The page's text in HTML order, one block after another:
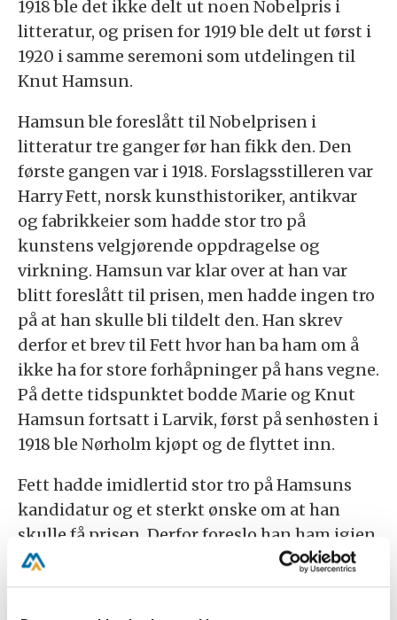
1918 ble det ikke delt ut noen Nobelpris i
litteratur, og prisen for 1919 ble delt ut først i
1920 i samme seremoni som utdelingen til
Knut Hamsun.
Hamsun ble foreslått til Nobelprisen i
litteratur tre ganger før han fikk den. Den
første gangen var i 1918. Forslagsstilleren var
Harry Fett, norsk kunsthistoriker, antikvar
og fabrikkeier som hadde stor tro på
kunstens velgjørende oppdragelse og
virkning. Hamsun var klar over at han var
blitt foreslått til prisen, men hadde ingen tro
på at han skulle bli tildelt den. Han skrev
derfor et brev til Fett hvor han ba ham om å
ikke ha for store forhåpninger på hans vegne.
På dette tidspunktet bodde Marie og Knut
Hamsun fortsatt i Larvik, først på senhøsten i
1918 ble Nørholm kjøpt og de flyttet inn.
Fett hadde imidlertid stor tro på Hamsuns
kandidatur og et sterkt ønske om at han
skulle få prisen. Derfor foreslo han ham igjen
året etter, i 1919. Da hadde imidlertid en
annen norsk kandidat også kommet opp